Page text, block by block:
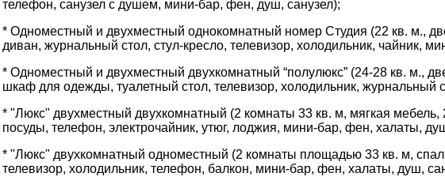
телефон, санузел с душем, мини-бар, фен, душ, санузел);
* Одноместный и двухместный однокомнатный номер Студия (22 кв. м.,
диван, журнальный стол, стул-кресло, телевизор, холодильник, чайник,
* Одноместный и двухместный двухкомнатный “полулюкс” (24-28 кв. м.,
шкаф для одежды, туалетный стол, телевизор, холодильник,
* "Люкс" двухместный двухкомнатный (2 комнаты 33 кв. м, мягкая
посуды, телефон, электрочайник, утюг, лоджия, мини-бар, фен, халаты,
* "Люкс" двухкомнатный одноместный (2 комнаты площадью 33 кв. м,
телевизор, холодильник, телефон, балкон, мини-бар, фен, халаты, душ,